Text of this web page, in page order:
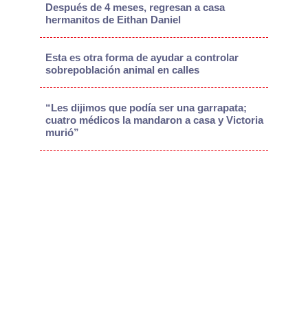
Después de 4 meses, regresan a casa
hermanitos de Eithan Daniel
Esta es otra forma de ayudar a controlar
sobrepoblación animal en calles
“Les dijimos que podía ser una garrapata;
cuatro médicos la mandaron a casa y Victoria
murió”